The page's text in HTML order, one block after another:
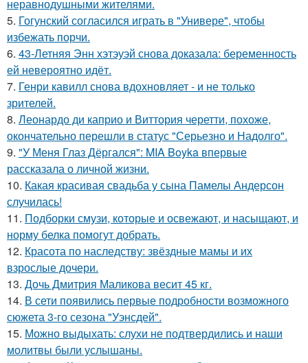
неравнодушными жителями.
5. Гогунский согласился играть в "Универе", чтобы
избежать порчи.
6. 43-Летняя Энн хэтэуэй снова доказала: беременность
ей невероятно идёт.
7. Генри кавилл снова вдохновляет - и не только
зрителей.
8. Леонардо ди каприо и Виттория черетти, похоже,
окончательно перешли в статус "Серьезно и Надолго".
9. "У Меня Глаз Дёргался": MIA Boyka впервые
рассказала о личной жизни.
10. Какая красивая свадьба у сына Памелы Андерсон
случилась!
11. Подборки смузи, которые и освежают, и насыщают, и
норму белка помогут добрать.
12. Красота по наследству: звёздные мамы и их
взрослые дочери.
13. Дочь Дмитрия Маликова весит 45 кг.
14. В сети появились первые подробности возможного
сюжета 3-го сезона "Уэнсдей".
15. Можно выдыхать: слухи не подтвердились и наши
молитвы были услышаны.